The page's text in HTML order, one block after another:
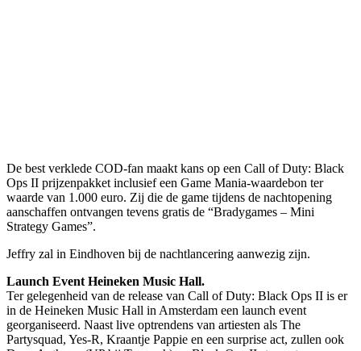
De best verklede COD-fan maakt kans op een Call of Duty: Black
Ops II prijzenpakket inclusief een Game Mania-waardebon ter
waarde van 1.000 euro. Zij die de game tijdens de nachtopening
aanschaffen ontvangen tevens gratis de “Bradygames – Mini
Strategy Games”.
Jeffry zal in Eindhoven bij de nachtlancering aanwezig zijn.
Launch Event Heineken Music Hall.
Ter gelegenheid van de release van Call of Duty: Black Ops II is er
in de Heineken Music Hall in Amsterdam een launch event
georganiseerd. Naast live optrendens van artiesten als The
Partysquad, Yes-R, Kraantje Pappie en een surprise act, zullen ook